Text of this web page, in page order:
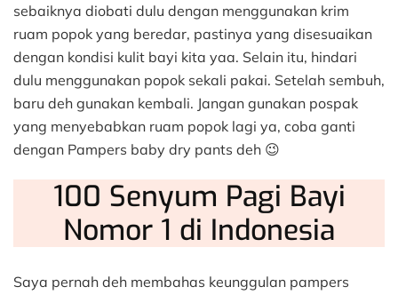
sebaiknya diobati dulu dengan menggunakan krim
ruam popok yang beredar, pastinya yang disesuaikan
dengan kondisi kulit bayi kita yaa. Selain itu, hindari
dulu menggunakan popok sekali pakai. Setelah sembuh,
baru deh gunakan kembali. Jangan gunakan pospak
yang menyebabkan ruam popok lagi ya, coba ganti
dengan Pampers baby dry pants deh 😉
100 Senyum Pagi Bayi
Nomor 1 di Indonesia
Saya pernah deh membahas keunggulan pampers